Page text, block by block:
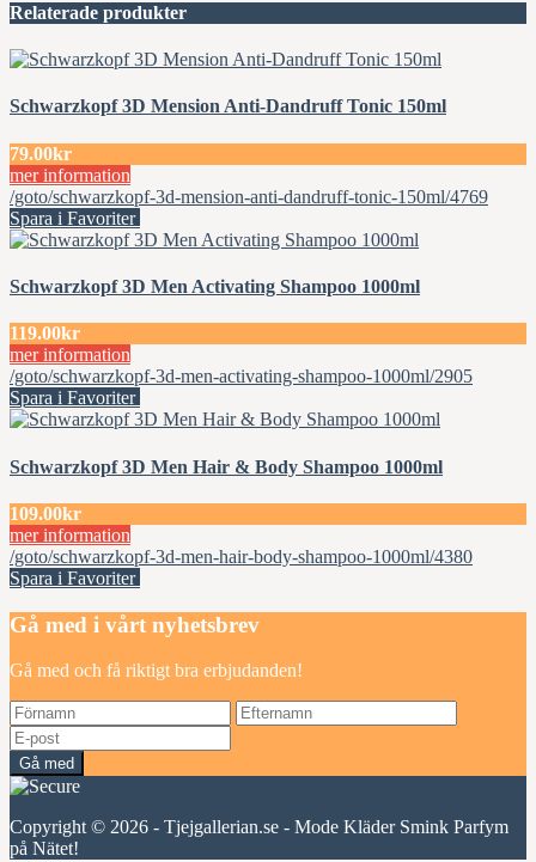
Relaterade produkter
Schwarzkopf 3D Mension Anti-Dandruff Tonic 150ml
79.00kr
mer information
/goto/schwarzkopf-3d-mension-anti-dandruff-tonic-150ml/4769
Spara i Favoriter
Schwarzkopf 3D Men Activating Shampoo 1000ml
119.00kr
mer information
/goto/schwarzkopf-3d-men-activating-shampoo-1000ml/2905
Spara i Favoriter
Schwarzkopf 3D Men Hair & Body Shampoo 1000ml
109.00kr
mer information
/goto/schwarzkopf-3d-men-hair-body-shampoo-1000ml/4380
Spara i Favoriter
Gå med i vårt nyhetsbrev
Gå med och få riktigt bra erbjudanden!
Gå med
Copyright © 2026 - Tjejgallerian.se - Mode Kläder Smink Parfym
på Nätet!